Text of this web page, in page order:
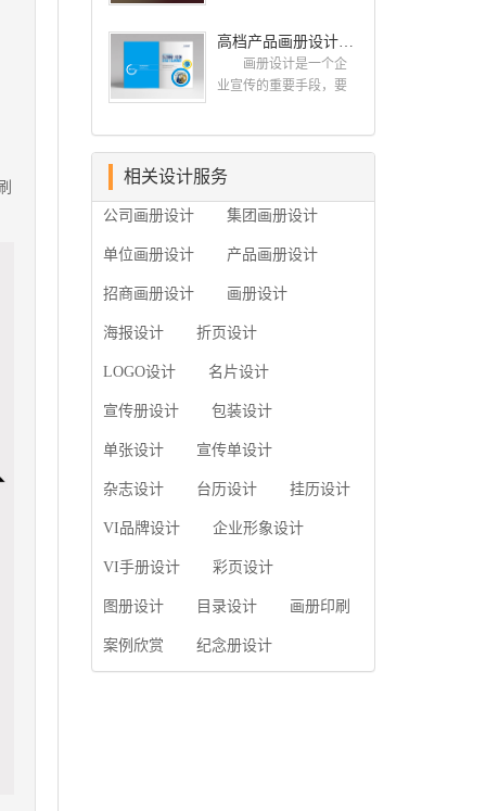
贴网络时代的发展潮
流，对中国网络应用的
现状和趋势有很深的...
案的程度是我们的目
标，其难度比之其它任
何艺术设计都要大得
循以下的原则： 1.详
的、适用范畴并深刻...
广州集团/单位/产品/目录
画册设计/印刷公司。相
信不少喜欢设计的小伙
古柏设计 古柏品牌
设计系品牌策划与推
面设计、产品包装设
站建设与推广的专业...
要找一家出色的画册制
作公司。下面古柏品牌
设计就给大家说说如何
画册?高级画册设计公
册设计公司 首先是
员工的能力是否过硬。
这包括调研人员观察捕
捉信息、与企业顺利沟
能力;摄影人员拍摄出真
片的能力;设计人员高水
作软件，深谙画册设...
高档产品画册设计的有哪些小技巧
画册设计是一个企
业宣传的重要手段，要
示企业品牌形象。高档
产品画册设计有哪些小
古柏品牌设计怎么说!高
高档产品画册设计要注
关注 现在企业都在
使用产品画册来进行市
设计就应该更多的重视
一个成功的高档产品画
司的企业精神、核心理
相关设计服务
公司画册设计 集团画册设计
单位画册设计 产品画册设计
招商画册设计 画册设计
海报设计 折页设计
LOGO设计 名片设计
宣传册设计 包装设计
单张设计 宣传单设计
杂志设计 台历设计 挂历设计
VI品牌设计 企业形象设计
VI手册设计 彩页设计
图册设计 目录设计 画册印刷
案例欣赏 纪念册设计